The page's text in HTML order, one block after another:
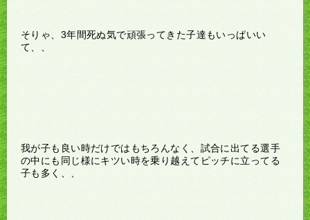
そりゃ、3年間死ぬ気で頑張ってきた子達もいっぱいい
て、、
我が子も良い時だけではもちろんなく、試合に出てる選手
の中にも同じ様にキツい時を乗り越えてピッチに立ってる
子も多く、、